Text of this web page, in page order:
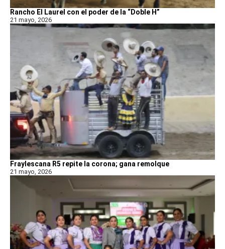
Rancho El Laurel con el poder de la “Doble H”
21 mayo, 2026
Fraylescana R5 repite la corona; gana remolque
21 mayo, 2026